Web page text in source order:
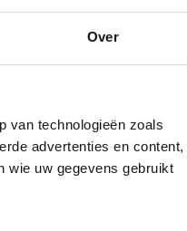
Over
van technologieën zoals
advertenties en content,
wie uw gegevens gebruikt